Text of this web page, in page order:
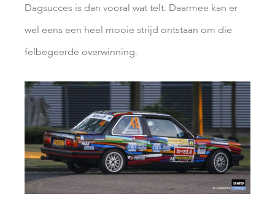
Dagsucces is dan vooral wat telt. Daarmee kan er
wel eens een heel mooie strijd ontstaan om die
felbegeerde overwinning.